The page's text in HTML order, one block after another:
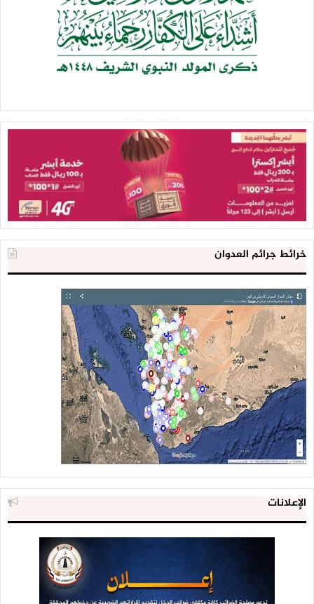
خرائط جرائم العدوان
الإعلانات